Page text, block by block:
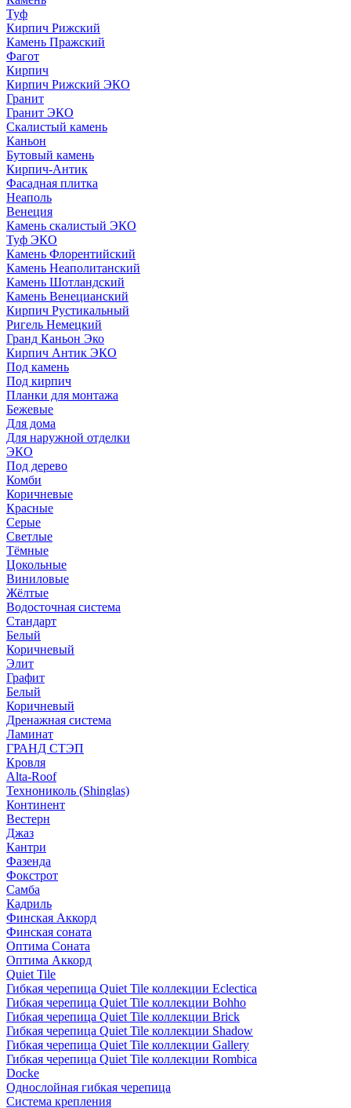
Туф
Кирпич Рижский
Камень Пражский
Фагот
Кирпич
Кирпич Рижский ЭКО
Гранит
Гранит ЭКО
Скалистый камень
Каньон
Бутовый камень
Кирпич-Антик
Фасадная плитка
Неаполь
Венеция
Камень скалистый ЭКО
Туф ЭКО
Камень Флорентийский
Камень Неаполитанский
Камень Шотландский
Камень Венецианский
Кирпич Рустикальный
Ригель Немецкий
Гранд Каньон Эко
Кирпич Антик ЭКО
Под камень
Под кирпич
Планки для монтажа
Бежевые
Для дома
Для наружной отделки
ЭКO
Под дерево
Комби
Коричневые
Красные
Серые
Светлые
Тёмные
Цокольные
Виниловые
Жёлтые
Водосточная система
Стандарт
Белый
Коричневый
Элит
Графит
Белый
Коричневый
Дренажная система
Ламинат
ГРАНД СТЭП
Кровля
Alta-Roof
Технониколь (Shinglas)
Континент
Вестерн
Джаз
Кантри
Фазенда
Фокстрот
Самба
Кадриль
Финская Аккорд
Финская соната
Оптима Соната
Оптима Аккорд
Quiet Tile
Гибкая черепица Quiet Tile коллекции Eclectica
Гибкая черепица Quiet Tile коллекции Bohho
Гибкая черепица Quiet Tile коллекции Brick
Гибкая черепица Quiet Tile коллекции Shadow
Гибкая черепица Quiet Tile коллекции Gallery
Гибкая черепица Quiet Tile коллекции Rombica
Docke
Однослойная гибкая черепица
Система крепления